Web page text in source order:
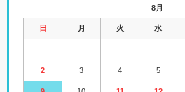
8月
日 月 火 水
2 3 4 5